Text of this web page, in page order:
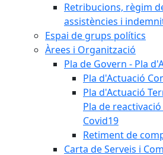
Retribucions, règim
assistències i
Espai de grups polítics
Àrees i Organització
Pla de Govern - Pla
Pla d'Actuació
Pla d'Actuació
Pla de
Covid19
Retiment de
Carta de Serveis i